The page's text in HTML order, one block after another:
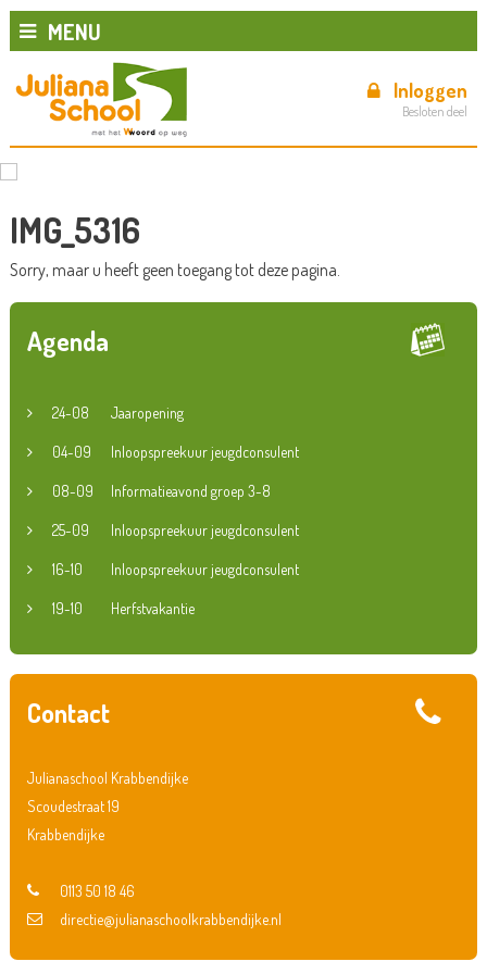
MENU
Inloggen
Besloten deel
IMG_5316
Sorry, maar u heeft geen toegang tot deze pagina.
Agenda
24-08 Jaaropening
04-09 Inloopspreekuur jeugdconsulent
08-09 Informatieavond groep 3-8
25-09 Inloopspreekuur jeugdconsulent
16-10 Inloopspreekuur jeugdconsulent
19-10 Herfstvakantie
Contact
Julianaschool Krabbendijke
Scoudestraat 19
Krabbendijke
0113 50 18 46
directie@julianaschoolkrabbendijke.nl